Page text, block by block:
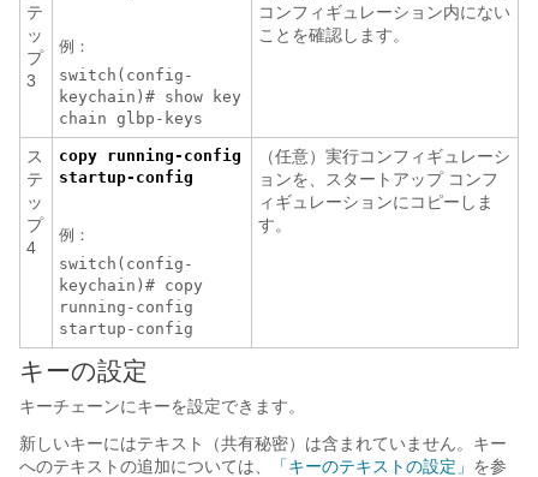
テ
ッ
プ
3
例：
switch(config-
keychain)# show key
chain glbp-keys
コンフィギュレーション内にない
ことを確認します。
ス
テ
ッ
プ
4
copy running-config
startup-config
例：
switch(config-
keychain)# copy
running-config
startup-config
（任意）実行コンフィギュレーシ
ョンを、スタートアップ コンフ
ィギュレーションにコピーしま
す。
キーの設定
キーチェーンにキーを設定できます。
新しいキーにはテキスト（共有秘密）は含まれていません。キー
へのテキストの追加については、
「キーのテキストの設定」 を参